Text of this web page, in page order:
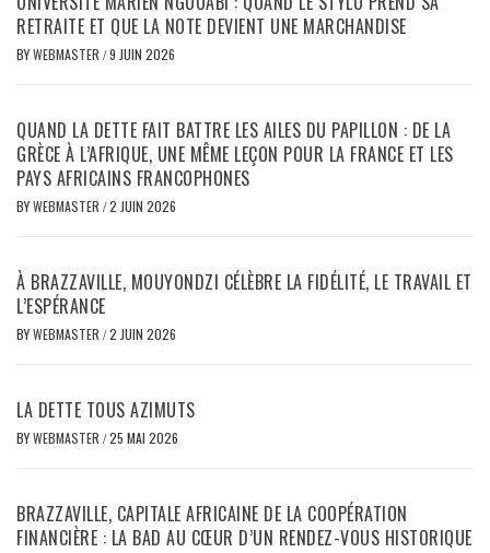
RETRAITE ET QUE LA NOTE DEVIENT UNE MARCHANDISE
BYWEBMASTER /9 JUIN 2026
QUAND LA DETTE FAIT BATTRE LES AILES DU PAPILLON : DE LA
GRÈCE À L’AFRIQUE, UNE MÊME LEÇON POUR LA FRANCE ET LES
PAYS AFRICAINS FRANCOPHONES
BYWEBMASTER /2 JUIN 2026
À BRAZZAVILLE, MOUYONDZI CÉLÈBRE LA FIDÉLITÉ, LE TRAVAIL ET
L’ESPÉRANCE
BYWEBMASTER /2 JUIN 2026
LA DETTE TOUS AZIMUTS
BYWEBMASTER /25 MAI 2026
BRAZZAVILLE, CAPITALE AFRICAINE DE LA COOPÉRATION
FINANCIÈRE : LA BAD AU CŒUR D’UN RENDEZ-VOUS HISTORIQUE